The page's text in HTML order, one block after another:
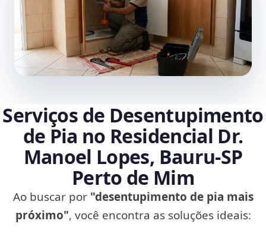
Serviços de Desentupimento
de Pia no Residencial Dr.
Manoel Lopes, Bauru‑SP
Perto de Mim
Ao buscar por "desentupimento de pia mais
próximo", você encontra as soluções ideais: